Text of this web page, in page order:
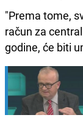
"Prema tome,
račun za
godine, će biti